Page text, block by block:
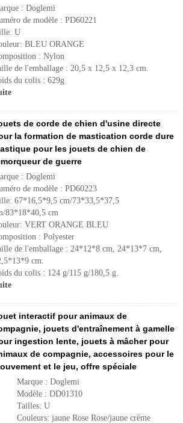
: Doglemi
de modèle : PD60221
U
BLEU ORANGE
: Nylon
de l'emballage : 20,5 x 12,5 x 12,3 cm.
du colis : 629g
de corde de chien d'usine directe
la formation de mastication corde dure
pour les jouets de chien de
de guerre
: Doglemi
de modèle : PD60223
67*16,5*9,5 cm/73*33,5*37,5
83*18*40,5 cm
VERT ORANGE BLEU
: Polyester
de l'emballage : 24*12*8 cm, 24*13*7 cm,
cm.
du colis : 124 g/115 g/180,5 g.
interactif pour animaux de
jouets d'entraînement à gamelle
ingestion lente, jouets à mâcher pour
de compagnie, accessoires pour le
et le jeu, offre spéciale
Marque : Doglemi
Modèle : DD01310
Tailles: U
Couleurs: jaune Rose Rose/jaune crème